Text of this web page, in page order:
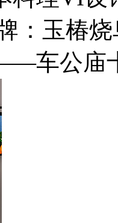
：玉椿
车公庙